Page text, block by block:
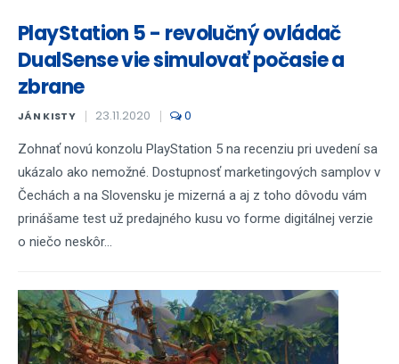
PlayStation 5 - revolučný ovládač
DualSense vie simulovať počasie a
zbrane
JÁN KISTY 23.11.2020 0
Zohnať novú konzolu PlayStation 5 na recenziu pri uvedení sa
ukázalo ako nemožné. Dostupnosť marketingových samplov v
Čechách a na Slovensku je mizerná a aj z toho dôvodu vám
prinášame test už predajného kusu vo forme digitálnej verzie
o niečo neskôr...